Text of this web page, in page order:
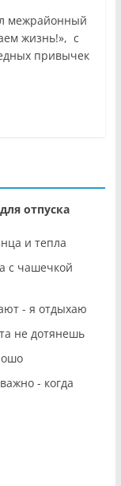
межрайонный
жизнь!», с
привычек
отпуска
и тепла
с чашечкой
- я отдыхаю
не дотянешь
- когда